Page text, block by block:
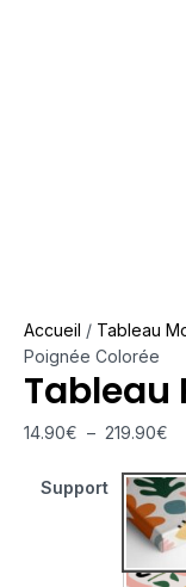
Accueil / Tableau
Poignée Colorée
Tableau
14.90€ – 219.90€
Support